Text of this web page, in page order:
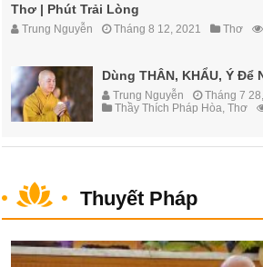
Thơ | Phút Trải Lòng
Trung Nguyễn Tháng 8 12, 2021 Thơ
Dùng THÂN, KHẨU, Ý Để
Trung Nguyễn
Tháng 7
Thầy Thích Pháp Hòa ,Thơ
Thuyết Pháp